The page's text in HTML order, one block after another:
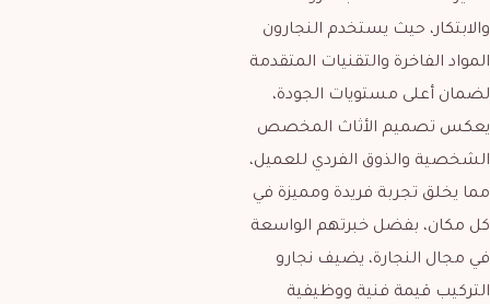
والابتكار، حيث يستخدم النجارون
المواد الفاخرة والتقنيات المتقدمة
لضمان أعلى مستويات الجودة،
يعكس تصميم الأثاث المخصص
الشخصية والذوق الفردي للعميل،
مما يخلق تجربة فريدة ومميزة في
كل مكان، بفضل خبرتهم الواسعة
في مجال النجارة، يضيف نجارو
التركيب قيمة فنية ووظيفية